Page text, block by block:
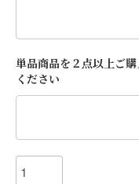
単品商品を２点以上ご
ください